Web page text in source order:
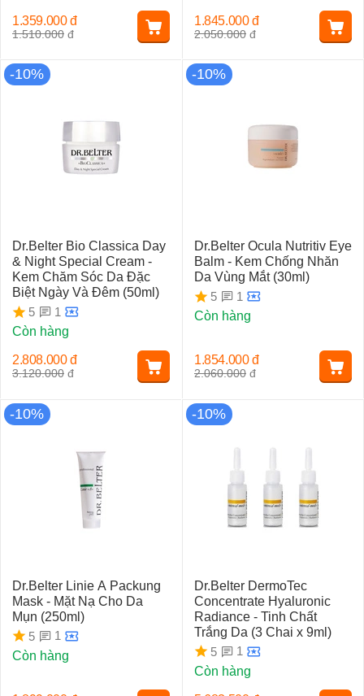
1.510.000 đ
1.359.000 đ
2.050.000 đ
1.845.000 đ
-10%
Dr.Belter Bio Classica Day
& Night Special Cream -
Kem Chăm Sóc Da Đặc
Biệt Ngày Và Đêm (50ml)
5
1
Còn hàng
3.120.000 đ
2.808.000 đ
-10%
Dr.Belter Ocula Nutritiv Eye
Balm - Kem Chống Nhăn
Da Vùng Mắt (30ml)
5
1
Còn hàng
2.060.000 đ
1.854.000 đ
-10%
Dr.Belter Linie A Packung
Mask - Mặt Nạ Cho Da
Mụn (250ml)
5
1
Còn hàng
-10%
Dr.Belter DermoTec
Concentrate Hyaluronic
Radiance - Tinh Chất
Trắng Da (3 Chai x 9ml)
5
1
Còn hàng